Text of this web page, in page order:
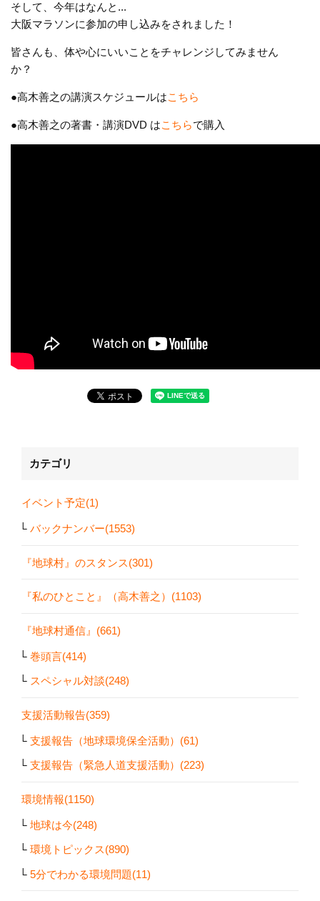
そして、今年はなんと...
大阪マラソンに参加の申し込みをされました！
皆さんも、体や心にいいことをチャレンジしてみません
か？
●高木善之の講演スケジュールはこちら
●高木善之の著書・講演DVD はこちらで購入
カテゴリ
イベント予定(1)
バックナンバー(1553)
『地球村』のスタンス(301)
『私のひとこと』（高木善之）(1103)
『地球村通信』(661)
巻頭言(414)
スペシャル対談(248)
支援活動報告(359)
支援報告（地球環境保全活動）(61)
支援報告（緊急人道支援活動）(223)
環境情報(1150)
地球は今(248)
環境トピックス(890)
5分でわかる環境問題(11)